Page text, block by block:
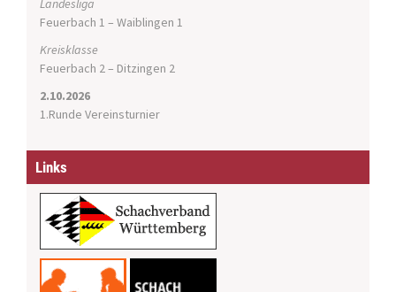
Landesliga
Feuerbach 1 – Waiblingen 1
Kreisklasse
Feuerbach 2 – Ditzingen 2
2.10.2026
1.Runde Vereinsturnier
Links